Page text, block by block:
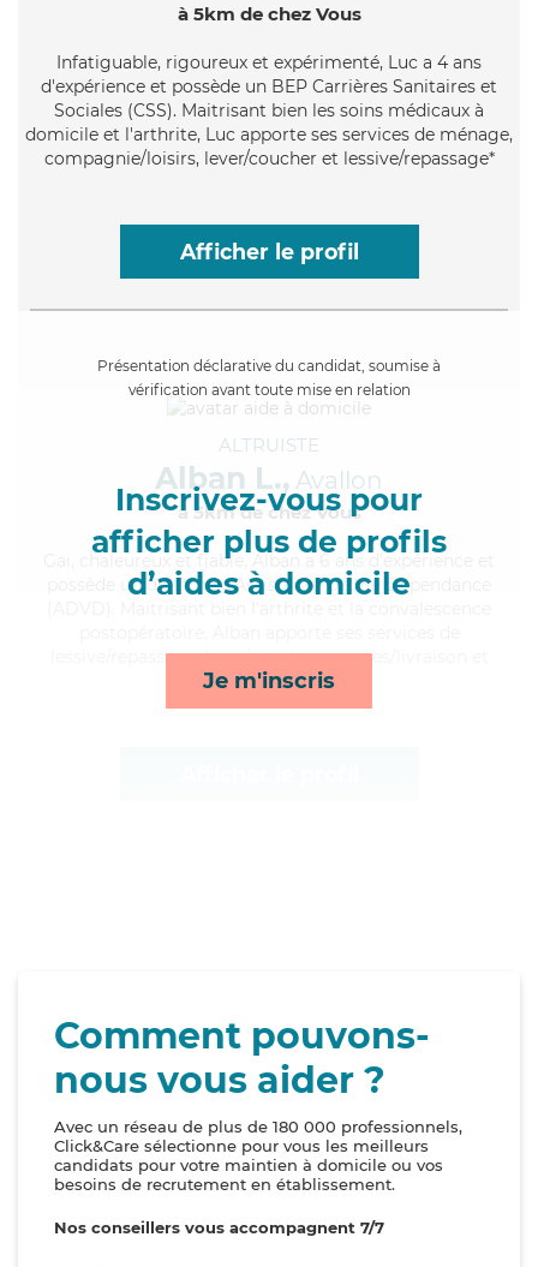
à 5km de chez Vous
Infatiguable, rigoureux et expérimenté, Luc a 4 ans
d'expérience et possède un BEP Carrières Sanitaires et
Sociales (CSS). Maitrisant bien les soins médicaux à
domicile et l'arthrite, Luc apporte ses services de ménage,
compagnie/loisirs, lever/coucher et lessive/repassage*
Afficher le profil
Présentation déclarative du candidat, soumise à
vérification avant toute mise en relation
Inscrivez-vous pour
afficher plus de profils
d’aides à domicile
Je m'inscris
ALTRUISTE
Alban L., Avallon
à 5km de chez Vous
, chaleureux et fiable, Alban a 6 ans d'expérience et
possède un diplôme d'Assistante De Vie Dépendance
lessive/repassage, lever/coucher, courses/livraison et
toilette/habillage*
Comment pouvons-
nous vous aider ?
Avec un réseau de plus de 180 000 professionnels,
Click&Care sélectionne pour vous les meilleurs
candidats pour votre maintien à domicile ou vos
besoins de recrutement en établissement.
Nos conseillers vous accompagnent 7/7